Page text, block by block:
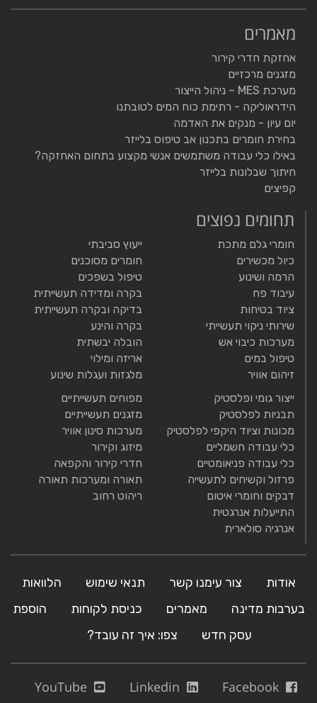
מאמרים
אחזקת חדרי קירור
מזגנים מרכזיים
מערכת MES – ניהול הייצור
הידראוליקה - רתימת כוח המים לטובתנו
יום עיון - מנקים את האדמה
בחירת חומרים בתכנון אב טיפוס בלייזר
באילו כלי עבודה משתמשים אנשי מקצוע בתחום האחזקה?
חיתוך שבלונות בלייזר
קפיצים
תחומים נפוצים
חומרי גלם מתכת
כיול מכשירים
הרמה ושינוע
עיבוד פח
ציוד בטיחות
שירותי ניקוי תעשייתי
מערכות כיבוי אש
טיפול במים
זיהום אוויר
ייעוץ סביבתי
חומרים מסוכנים
טיפול בשפכים
בקרה ומדידה תעשייתית
בדיקה ובקרה תעשייתית
בקרה והינע
הובלה יבשתית
אריזה ומילוי
מלגזות ועגלות שינוע
ייצור גומי ופלסטיק
תבניות לפלסטיק
מכונות וציוד היקפי לפלסטיק
כלי עבודה חשמליים
כלי עבודה פניאומטיים
פרזול וקשיחים לתעשייה
דבקים וחומרי איטום
התייעלות אנרגטית
אנרגיה סולארית
מפוחים תעשייתיים
מזגנים תעשייתיים
מערכות סינון אוויר
מיזוג וקירור
חדרי קירור והקפאה
תאורה ומערכות תאורה
ריהוט רחוב
אודות צור עימנו קשר תנאי שימוש
הלוואות
בערבות מדינה
מאמרים כניסת לקוחות
הוספת
עסק חדש
צפו: איך זה עובד?
Facebook